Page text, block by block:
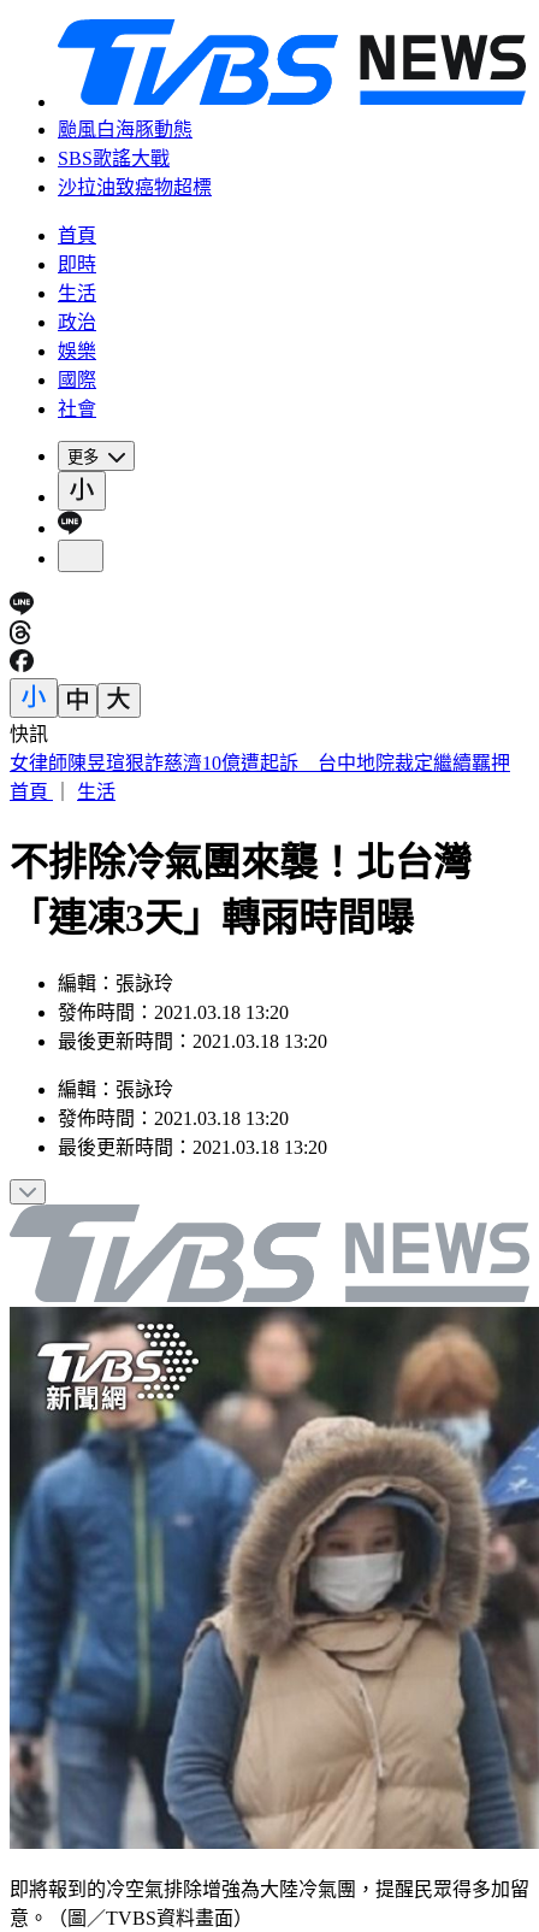
颱風白海豚動態
SBS歌謠大戰
沙拉油致癌物超標
首頁
即時
生活
政治
娛樂
國際
社會
更多
快訊
僅白海豚颱風「沒放過台灣」 北北基桃侵襲率破4成
首頁
生活
不排除冷氣團來襲！北台灣
「連凍3天」轉雨時間曝
編輯：張詠玲
發佈時間：2021.03.18 13:20
最後更新時間：2021.03.18 13:20
編輯 ： 張詠玲
發佈時間： 2021.03.18 13:20
最後更新時間： 2021.03.18 13:20
即將報到的冷空氣排除增強為大陸冷氣團，提醒民眾得多加留
意。（圖／TVBS資料畫面）